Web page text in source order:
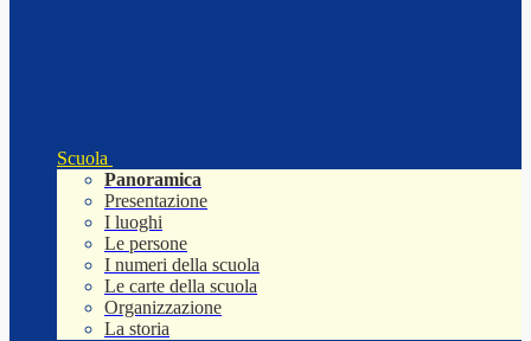
Scuola
Panoramica
Presentazione
I luoghi
Le persone
I numeri della scuola
Le carte della scuola
Organizzazione
La storia